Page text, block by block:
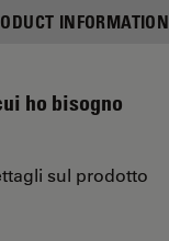
INFORMATION
ho bisogno
sul prodotto